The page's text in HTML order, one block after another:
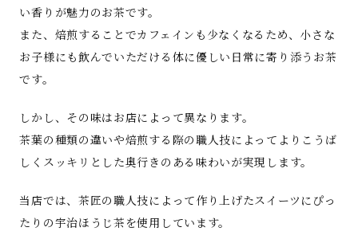
い香りが魅力のお茶です。
また、焙煎することでカフェインも少なくなるため、小さな
お子様にも飲んでいただける体に優しい日常に寄り添うお茶
です。
しかし、その味はお店によって異なります。
茶葉の種類の違いや焙煎する際の職人技によってよりこうば
しくスッキリとした奥行きのある味わいが実現します。
当店では、茶匠の職人技によって作り上げたスイーツにぴっ
たりの宇治ほうじ茶を使用しています。